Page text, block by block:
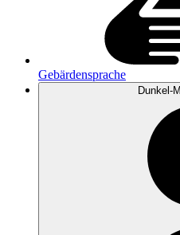
Gebärdensprache
Dunkel-